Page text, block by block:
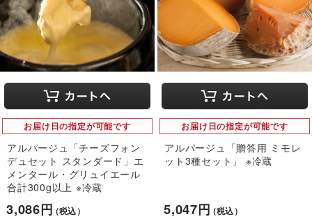
お届け日の指定が可能です
アルパージュ「チーズフォン
デュセット スタンダード」エ
メンタール・グリュイエール
合計300g以上 ※冷蔵
3,086円（税込）
お届け日の指定が可能です
アルパージュ「贈答用 ミモレ
ット3種セット」 ※冷蔵
5,047円（税込）